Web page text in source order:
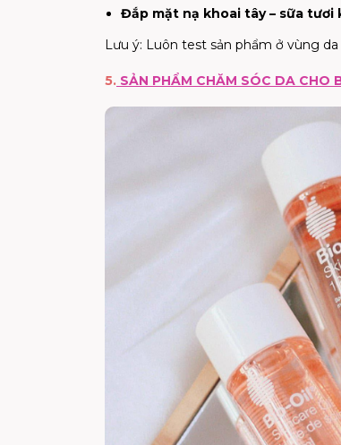
Đắp mặt nạ khoai tây – sữa tươi
Lưu ý: Luôn test sản phẩm ở vùng
5. SẢN PHẨM CHĂM SÓC DA CHO